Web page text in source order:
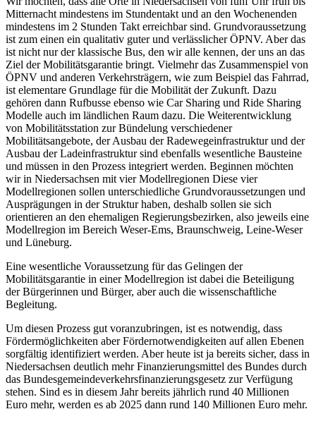
Mitternacht mindestens im Stundentakt und an den Wochenenden
mindestens im 2 Stunden Takt erreichbar sind. Grundvoraussetzung
ist zum einen ein qualitativ guter und verlässlicher ÖPNV. Aber das
ist nicht nur der klassische Bus, den wir alle kennen, der uns an das
Ziel der Mobilitätsgarantie bringt. Vielmehr das Zusammenspiel von
ÖPNV und anderen Verkehrsträgern, wie zum Beispiel das Fahrrad,
ist elementare Grundlage für die Mobilität der Zukunft. Dazu
gehören dann Rufbusse ebenso wie Car Sharing und Ride Sharing
Modelle auch im ländlichen Raum dazu. Die Weiterentwicklung
von Mobilitätsstation zur Bündelung verschiedener
Mobilitätsangebote, der Ausbau der Radewegeinfrastruktur und der
Ausbau der Ladeinfrastruktur sind ebenfalls wesentliche Bausteine
und müssen in den Prozess integriert werden. Beginnen möchten
wir in Niedersachsen mit vier Modellregionen Diese vier
Modellregionen sollen unterschiedliche Grundvoraussetzungen und
Ausprägungen in der Struktur haben, deshalb sollen sie sich
orientieren an den ehemaligen Regierungsbezirken, also jeweils eine
Modellregion im Bereich Weser-Ems, Braunschweig, Leine-Weser
und Lüneburg.
Eine wesentliche Voraussetzung für das Gelingen der
Mobilitätsgarantie in einer Modellregion ist dabei die Beteiligung
der Bürgerinnen und Bürger, aber auch die wissenschaftliche
Begleitung.
Um diesen Prozess gut voranzubringen, ist es notwendig, dass
Fördermöglichkeiten aber Fördernotwendigkeiten auf allen Ebenen
sorgfältig identifiziert werden. Aber heute ist ja bereits sicher, dass in
Niedersachsen deutlich mehr Finanzierungsmittel des Bundes durch
das Bundesgemeindeverkehrsfinanzierungsgesetz zur Verfügung
stehen. Sind es in diesem Jahr bereits jährlich rund 40 Millionen
Euro mehr, werden es ab 2025 dann rund 140 Millionen Euro mehr.